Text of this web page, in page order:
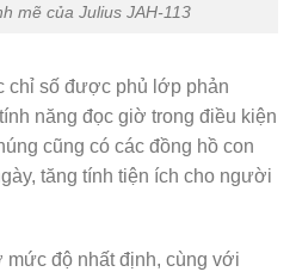
mẽ của Julius JAH-113
chỉ số được phủ lớp phản
năng đọc giờ trong điều kiện
cũng có các đồng hồ con
tăng tính tiện ích cho người
độ nhất định, cùng với